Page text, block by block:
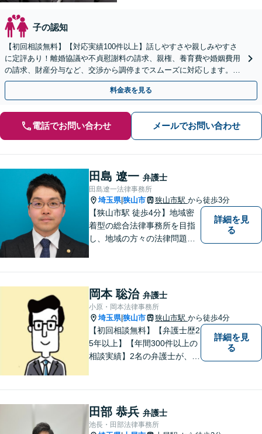
子の認知
【初回相談無料】【対応実績100件以上】話しやすさや親しみやすさ
に定評あり！離婚協議や不貞慰謝料の請求、親権、養育費や婚姻費用
の請求、財産分与など、交渉から調停までスムーズに対応します。
【桶川駅6分】【オンライン相談OK】【子連れ相談可】
料金表を見る
電話でお問い合わせ メールでお問い合わせ
田島 遼一 弁護士
田島遼一法律事務所
埼玉県|狭山市 狭山市駅 から徒歩3分
【狭山市駅 徒歩4分】地域密
着型の総合法律事務所を目指
し、地域の方々の法律問題を
気軽にご相談ください。
詳細を見
る
岡本 聡治 弁護士
小原・岡本法律事務所
埼玉県|狭山市 狭山市駅 から徒歩4分
【初回相談無料】【弁護士歴2
5年以上】【年間300件以上の
相談実績】2名の弁護士が、さ
談ください【相続】税理士や
司法書士などと連携し、複雑
詳細を見
る
田部 恭兵 弁護士
池長・田部法律事務所